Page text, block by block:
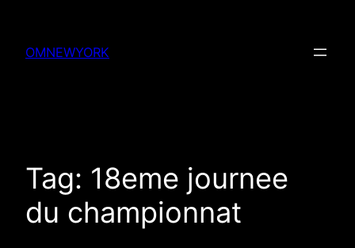
content
OMNEWYORK
Tag: 18eme journee
du championnat